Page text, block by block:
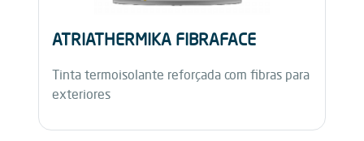
ATRIATHERMIKA FIBRAFACE
Tinta termoisolante reforçada com fibras para
exteriores